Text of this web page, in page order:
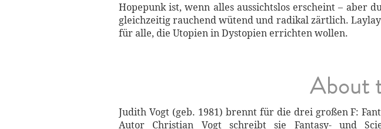
Hopepunk ist, wenn alles aussichtslos erscheint – aber
gleichzeitig rauchend wütend und radikal zärtlich.
für alle, die Utopien in Dystopien errichten wollen.
About
Judith Vogt (geb. 1981) brennt für die drei großen F:
Autor Christian Vogt schreibt sie Fantasy- und